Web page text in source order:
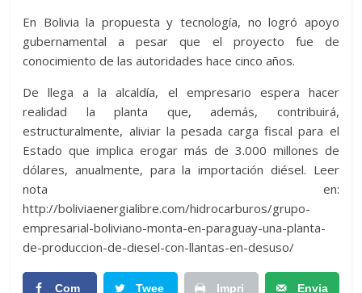
En Bolivia la propuesta y tecnología, no logró apoyo
gubernamental a pesar que el proyecto fue de
conocimiento de las autoridades hace cinco años.
De llega a la alcaldía, el empresario espera hacer
realidad la planta que, además, contribuirá,
estructuralmente, aliviar la pesada carga fiscal para el
Estado que implica erogar más de 3.000 millones de
dólares, anualmente, para la importación diésel. Leer
nota en:
http://boliviaenergialibre.com/hidrocarburos/grupo-
empresarial-boliviano-monta-en-paraguay-una-planta-
de-produccion-de-diesel-con-llantas-en-desuso/
Com Twee Impri Envia